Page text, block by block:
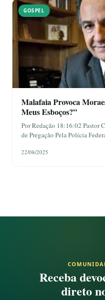
GOSPEL
Malafaia Provoca
Meus Esboços?”
Por Redação 18:16:02 Pastor
de Pregação Pela Polícia
22/08/2025
Receba
direto